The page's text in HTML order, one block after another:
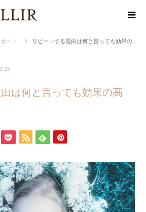
ート
リピートする理由は何と言っても効果の
は何と言っても効果の高